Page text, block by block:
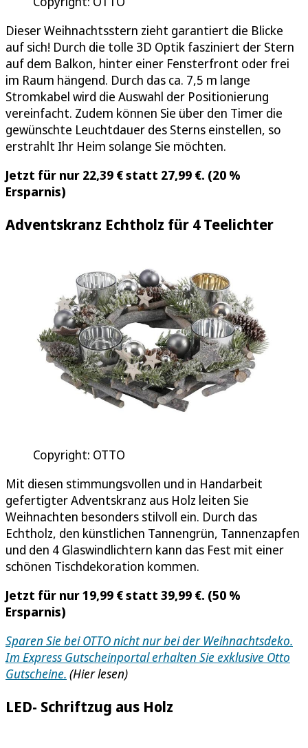
Dieser Weihnachtsstern zieht garantiert die Blicke
auf sich! Durch die tolle 3D Optik fasziniert der Stern
auf dem Balkon, hinter einer Fensterfront oder frei
im Raum hängend. Durch das ca. 7,5 m lange
Stromkabel wird die Auswahl der Positionierung
vereinfacht. Zudem können Sie über den Timer die
gewünschte Leuchtdauer des Sterns einstellen, so
erstrahlt Ihr Heim solange Sie möchten.
Jetzt für nur 22,39 € statt 27,99 €. (20 %
Ersparnis)
Adventskranz Echtholz für 4 Teelichter
Copyright: OTTO
Mit diesen stimmungsvollen und in Handarbeit
gefertigter Adventskranz aus Holz leiten Sie
Weihnachten besonders stilvoll ein. Durch das
Echtholz, den künstlichen Tannengrün, Tannenzapfen
und den 4 Glaswindlichtern kann das Fest mit einer
schönen Tischdekoration kommen.
Jetzt für nur 19,99 € statt 39,99 €. (50 %
Ersparnis)
Sparen Sie bei OTTO nicht nur bei der Weihnachtsdeko.
Im Express Gutscheinportal erhalten Sie exklusive Otto
Gutscheine. (Hier lesen)
LED- Schriftzug aus Holz